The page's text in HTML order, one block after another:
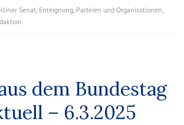
Senat Enteignung Parteien und Organisationen
dem Bundestag
– 6.3.2025